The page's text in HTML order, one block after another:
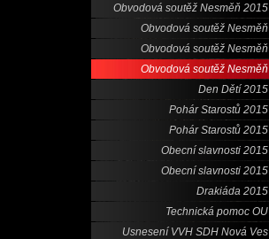
Obvodová soutěž Nesměň 2015
Obvodová soutěž Nesměň
Obvodová soutěž Nesměň
Obvodová soutěž Nesměň
Den Dětí 2015
Pohár Starostů 2015
Pohár Starostů 2015
Obecní slavnosti 2015
Obecní slavnosti 2015
Drakiáda 2015
Technická pomoc OU
Usnesení VVH SDH Nová Ves